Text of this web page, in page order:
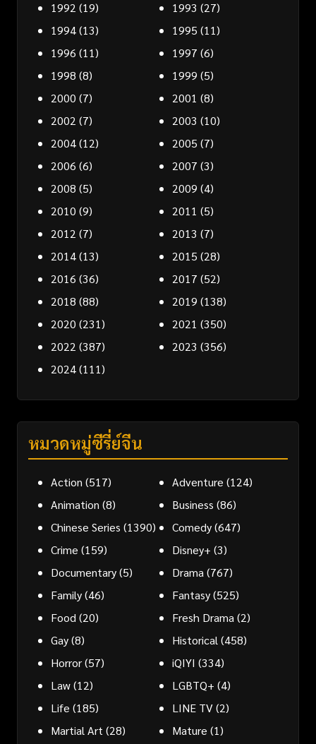
1992 (19) 1993 (27)
1994(13) 1995 (11)
1996 (11) 1997 (6)
1998 (8) 1999 (5)
2000 (7) 2001 (8)
2002 (7) 2003 (10)
2004(12) 2005 (7)
2006 (6) 2007 (3)
2008 (5) 2009 (4)
2010 (9) 2011 (5)
2012 (7) 2013 (7)
2014(13) 2015 (28)
2016 (36) 2017 (52)
2018 (88) 2019 (138)
2020 (231) 2021 (350)
2022 (387) 2023 (356)
2024(111)
หมวดหมู่ซีรี่ย์จีน
Action (517) Adventure (124)
Animation (8) Business (86)
Chinese Series (1390) Comedy(647)
Crime (159) Disney+ (3)
Documentary(5) Drama(767)
Family(46) Fantasy(525)
Food(20) Fresh Drama(2)
Gay(8) Historical(458)
Horror(57) iQIYI (334)
Law(12) LGBTQ+ (4)
Life (185) LINE TV(2)
Martial Art(28) Mature (1)